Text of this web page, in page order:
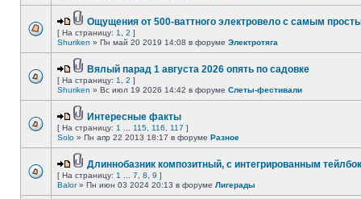
Ощущения от 500-ваттного электровело с самым
[ На страницу: 1 2 ]
Shuriken » Пн май 20 2019 14:08 в форуме Электротяга
Вялый парад 1 августа 2026 опять по садовке
[ На страницу: 1 2 ]
Shuriken » Вс июл 19 2026 14:42 в форуме Слеты-фестивали
Интересные факты
[ На страницу: 1 115 116 117 ]
Solo » Пн апр 22 2013 18:17 в форуме Разное
Длиннобазник композитный, с интегрированным
[ На страницу: 1 7 8 9 ]
Balor» Пн июн 03 2024 20:13 в форуме Лигерады